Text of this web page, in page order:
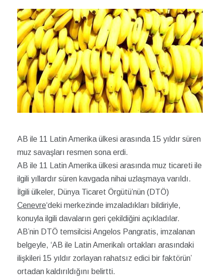
AB ile 11 Latin Amerika ülkesi arasında 15 yıldır süren
muz savaşları resmen sona erdi.
AB ile 11 Latin Amerika ülkesi arasında muz ticareti ile
ilgili yıllardır süren kavgada nihai uzlaşmaya varıldı.
İlgili ülkeler, Dünya Ticaret Örgütü’nün (DTÖ)
Cenevre‘deki merkezinde imzaladıkları bildiriyle,
konuyla ilgili davaların geri çekildiğini açıkladılar.
AB’nin DTÖ temsilcisi Angelos Pangratis, imzalanan
belgeyle, ‘AB ile Latin Amerikalı ortakları arasındaki
ilişkileri 15 yıldır zorlayan rahatsız edici bir faktörün’
ortadan kaldırıldığını belirtti.